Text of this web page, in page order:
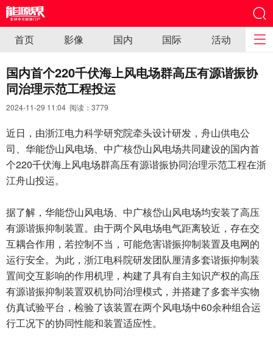
首页 影像 国内 国际 活动
国内首个220千伏海上风电场群高压有源谐振协
同治理示范工程投运
2024-11-29 11:04 阅读： 3779
近日，由浙江电力科学研究院牵头设计研发，舟山供电公
司、华能岱山风电场、中广核岱山风电场共同建设的国内首
个220千伏海上风电场群高压有源谐振协同治理示范工程在浙
江舟山投运。
据了解，华能岱山风电场、中广核岱山风电场均安装了高压
有源谐振抑制装置。由于两个风电场电气距离较近，存在交
互耦合作用，若控制不当，可能危害谐振抑制装置及电网的
运行安全。为此，浙江电科院研发团队厘清多套谐振抑制装
置间交互影响的作用机理，构建了具有自主知识产权的高压
有源谐振抑制装置双机协同治理模式，并搭建了多套半实物
仿真试验平台，检验了该装置在两个风电场中60余种组合运
行工况下的协同性能和装置适应性。